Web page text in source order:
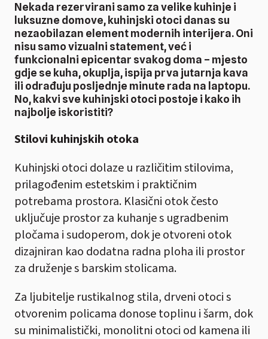
Nekada rezervirani samo za velike kuhinje i
luksuzne domove, kuhinjski otoci danas su
nezaobilazan element modernih interijera. Oni
nisu samo vizualni statement, već i
funkcionalni epicentar svakog doma – mjesto
gdje se kuha, okuplja, ispija prva jutarnja kava
ili odrađuju posljednje minute rada na laptopu.
No, kakvi sve kuhinjski otoci postoje i kako ih
najbolje iskoristiti?
Stilovi kuhinjskih otoka
Kuhinjski otoci dolaze u različitim stilovima,
prilagođenim estetskim i praktičnim
potrebama prostora. Klasični otok često
uključuje prostor za kuhanje s ugradbenim
pločama i sudoperom, dok je otvoreni otok
dizajniran kao dodatna radna ploha ili prostor
za druženje s barskim stolicama.
Za ljubitelje rustikalnog stila, drveni otoci s
otvorenim policama donose toplinu i šarm, dok
su minimalistički, monolitni otoci od kamena ili